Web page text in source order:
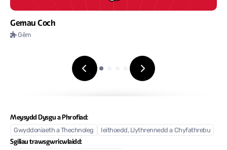
Gemau Coch
Gêm
Meysydd Dysgu a Phrofiad:
Gwyddoniaeth a Thechnoleg Ieithoedd, Llythrennedd a Chyfathrebu
Sgiliau trawsgwricwlaidd: